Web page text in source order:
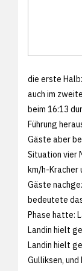
die erste
auch im
beim 16:13
Führung
Gäste aber
Situation vier
km/h-Kracher
Gäste
bedeutete
Phase hatte:
Landin hielt
Landin hielt
Gulliksen,